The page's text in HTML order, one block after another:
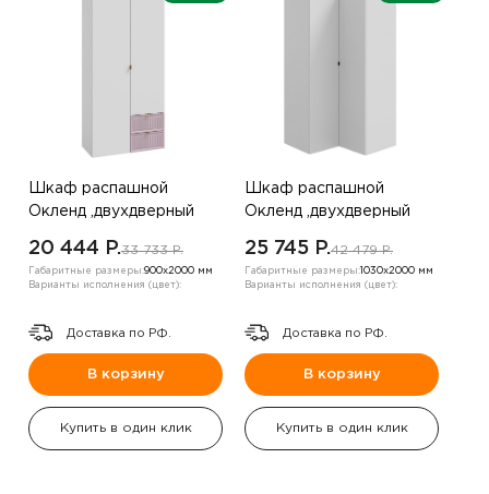
Шкаф распашной
Окленд ,двухдверный
20 444 P.33 733 P.
Габаритные размеры:900х2000 мм
Варианты исполнения (цвет):
Доставка по РФ.
В корзину
Купить в один клик
Шкаф распашной
Окленд ,двухдверный
25 745 P.42 479 P.
Габаритные размеры: 1030х2000 мм
Варианты исполнения (цвет):
Доставка по РФ.
В корзину
Купить в один клик